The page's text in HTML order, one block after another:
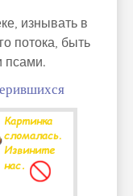
изнывать в
потока, быть
псами.